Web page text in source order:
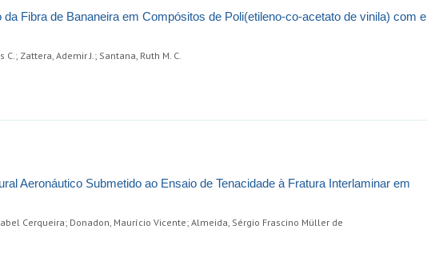
Fibra de Bananeira em Compósitos de Poli(etileno-co-acetato de vinila) com e
Zattera, Ademir J.; Santana, Ruth M. C.
Aeronáutico Submetido ao Ensaio de Tenacidade à Fratura Interlaminar em
Cerqueira; Donadon, Maurício Vicente; Almeida, Sérgio Frascino Müller de